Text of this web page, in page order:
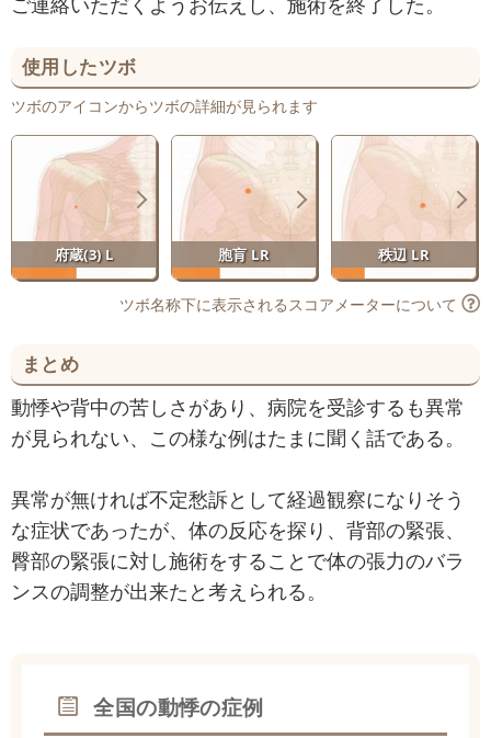
使用したツボ
ツボのアイコンからツボの詳細が見られます
府蔵(3) L 胞肓 LR 秩辺 LR
ツボ名称下に表示されるスコアメーターについて
まとめ
動悸や背中の苦しさがあり、病院を受診するも異常
が見られない、この様な例はたまに聞く話である。
異常が無ければ不定愁訴として経過観察になりそう
な症状であったが、体の反応を探り、背部の緊張、
臀部の緊張に対し施術をすることで体の張力のバラ
ンスの調整が出来たと考えられる。
全国の動悸の症例